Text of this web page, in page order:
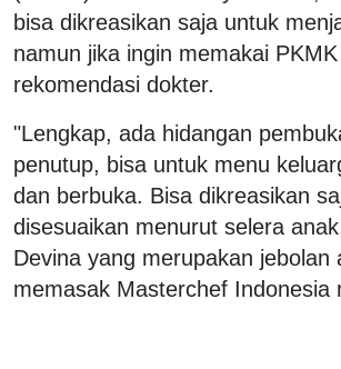
bisa dikreasikan saja untuk
namun jika ingin memakai
rekomendasi dokter.
"Lengkap, ada hidangan
penutup, bisa untuk menu
dan berbuka. Bisa dikreasikan
disesuaikan menurut selera
Devina yang merupakan jebolan
memasak Masterchef Indonesia